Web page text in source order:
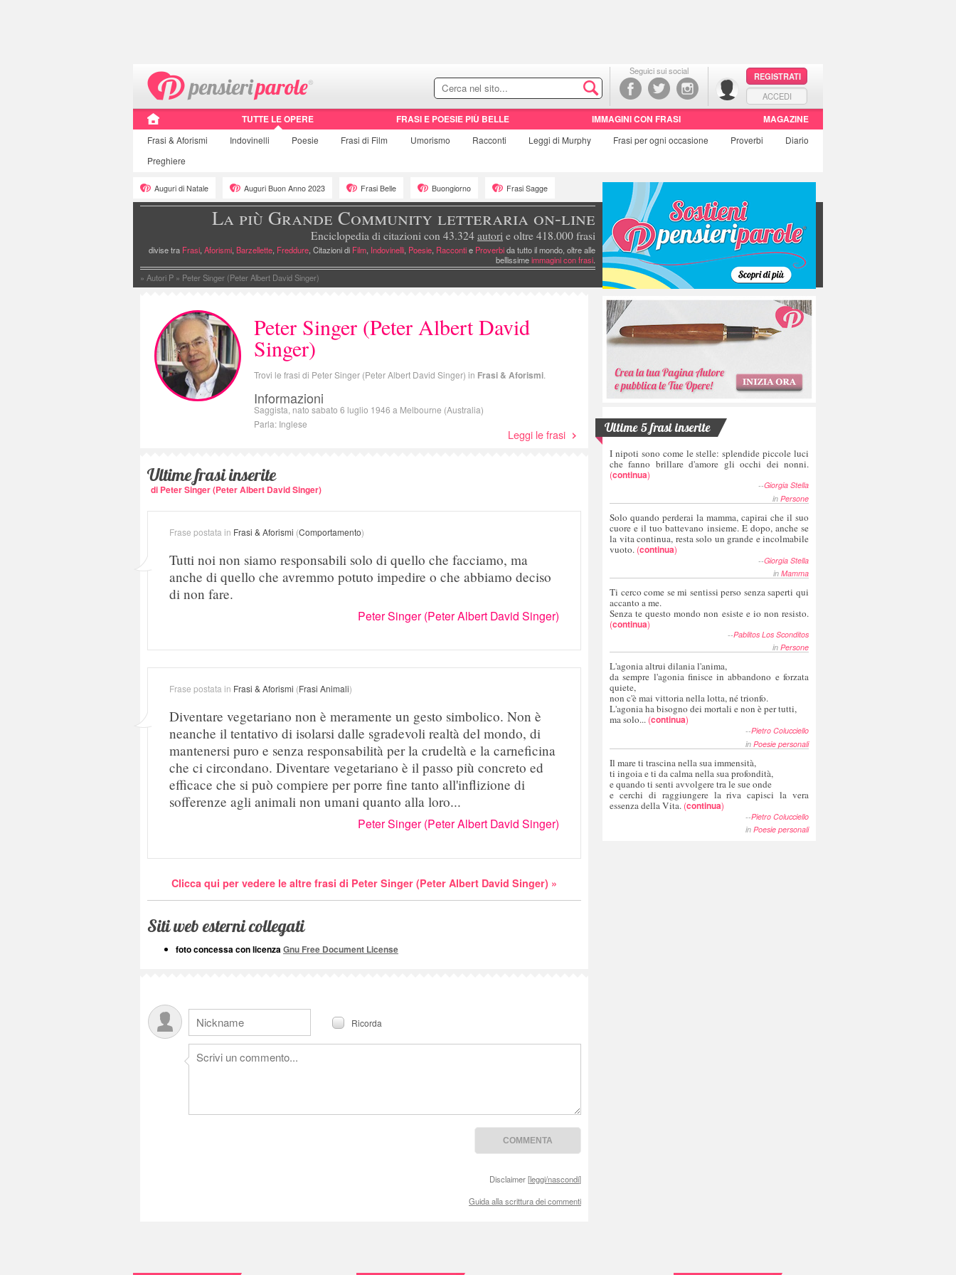
Seguici sui social
REGISTRATI
ACCEDI
TUTTE LE OPERE FRASI E POESIE PIÙ BELLE IMMAGINI CON FRASI MAGAZINE
Frasi & Aforismi Indovinelli Poesie Frasi di Film Umorismo Racconti Leggi di Murphy Frasi per ogni occasione Proverbi
Diario
Preghiere
Auguri di Natale Auguri Buon Anno 2023 Frasi Belle Buongiorno Frasi Sagge
La più Grande Community letteraria on-line
Enciclopedia di citazioni con 43.324 autori e oltre 418.000 frasi
divise tra Frasi, Aforismi, Barzellette, Freddure, Citazioni di Film, Indovinelli, Poesie, Raccontie Proverbida tutto il mondo, oltre alle
bellissimeimmagini con frasi.
» Autori P » Peter Singer (Peter Albert David Singer)
Peter Singer (Peter Albert David
Singer)
Trovi le frasi di Peter Singer (Peter Albert David Singer) in Frasi & Aforismi
Informazioni
Saggista, nato sabato 6 luglio 1946 a Melbourne (Australia)
Parla: Inglese
Leggi le frasi
Ultime frasi inserite
di Peter Singer (Peter Albert David Singer)
Frase postata in Frasi & Aforismi (Comportamento)
Tutti noi non siamo responsabili solo di quello che facciamo, ma
anche di quello che avremmo potuto impedire o che abbiamo deciso
di non fare.
Peter Singer (Peter Albert David Singer)
Frase postata in Frasi & Aforismi (Frasi Animali)
Diventare vegetariano non è meramente un gesto simbolico. Non è
neanche il tentativo di isolarsi dalle sgradevoli realtà del mondo, di
mantenersi puro e senza responsabilità per la crudeltà e la carneficina
che ci circondano. Diventare vegetariano è il passo più concreto ed
efficace che si può compiere per porre fine tanto all'inflizione di
sofferenze agli animali non umani quanto alla loro...
Peter Singer (Peter Albert David Singer)
Clicca qui per vedere le altre frasi di Peter Singer (Peter Albert David Singer) »
Siti web esterni collegati
foto concessa con licenzaGnu Free Document License
Ricorda
Disclaimer [leggi/nascondi]
Guida alla scrittura dei commenti
Ultime 5 frasi inserite
I nipoti sono come le stelle: splendide piccole luci
che fanno brillare d'amore gli occhi dei nonni.
(continua)
--Giorgia Stella
in Persone
Solo quando perderai la mamma, capirai che il suo
cuore e il tuo battevano insieme. E dopo, anche se
la vita continua, resta solo un grande e incolmabile
vuoto. (continua)
--Giorgia Stella
in Mamma
Ti cerco come se mi sentissi perso senza saperti qui
accanto a me.
Senza te questo mondo non esiste e io non resisto.
(continua)
--Pablitos Los Sconditos
in Persone
L'agonia altrui dilania l'anima,
da sempre l'agonia finisce in abbandono e forzata
quiete,
non c'è mai vittoria nella lotta, né trionfo.
L'agonia ha bisogno dei mortali e non è per tutti,
ma solo... (continua)
--Pietro Colucciello
in Poesie personali
Il mare ti trascina nella sua immensità,
ti ingoia e ti da calma nella sua profondità,
e quando ti senti avvolgere tra le sue onde
e cerchi di raggiungere la riva capisci la vera
essenza della Vita. (continua)
--Pietro Colucciello
in Poesie personali